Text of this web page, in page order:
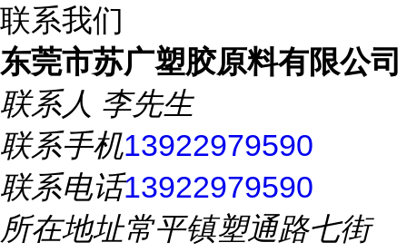
联系我们
东莞市苏广塑胶原料有限公司
联系人 李先生
联系手机13922979590
联系电话13922979590
所在地址常平镇塑通路七街